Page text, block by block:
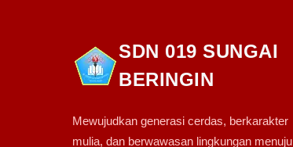
SDN 019 SUNGAI
BERINGIN
Mewujudkan generasi cerdas, berkarakter
mulia, dan berwawasan lingkungan menuju